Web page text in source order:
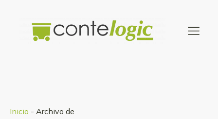
Inicio - Archivo de